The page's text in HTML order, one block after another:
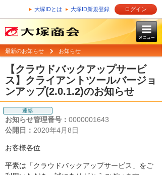
大塚IDとは 大塚ID新規登録 ログイン
最新のお知らせ お知らせ
【クラウドバックアップサービ
ス】クライアントツールバージョ
ンアップ(2.0.1.2)のお知らせ
連絡
お知らせ管理番号： 0000001643
公開日： 2020年4月8日
お客様各位
平素は「クラウドバックアップサービス」をご